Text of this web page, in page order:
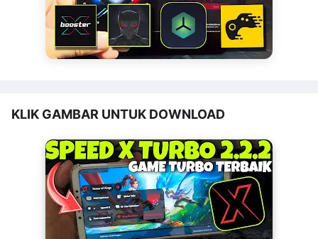
KLIK GAMBAR UNTUK DOWNLOAD